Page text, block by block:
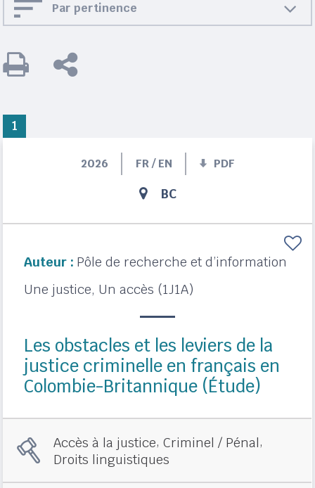
Par pertinence
2026 FR / EN PDF
BC
Auteur : Pôle de recherche et d’information
Une justice, Un accès (1J1A)
Les obstacles et les leviers de la
justice criminelle en français en
Colombie-Britannique (Étude)
Accès à la justice,Criminel / Pénal,
Droits linguistiques
1